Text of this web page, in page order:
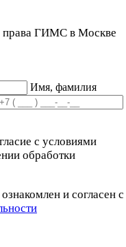
ГИМС в Москве
Имя, фамилия
с условиями
обработки
и согласен с